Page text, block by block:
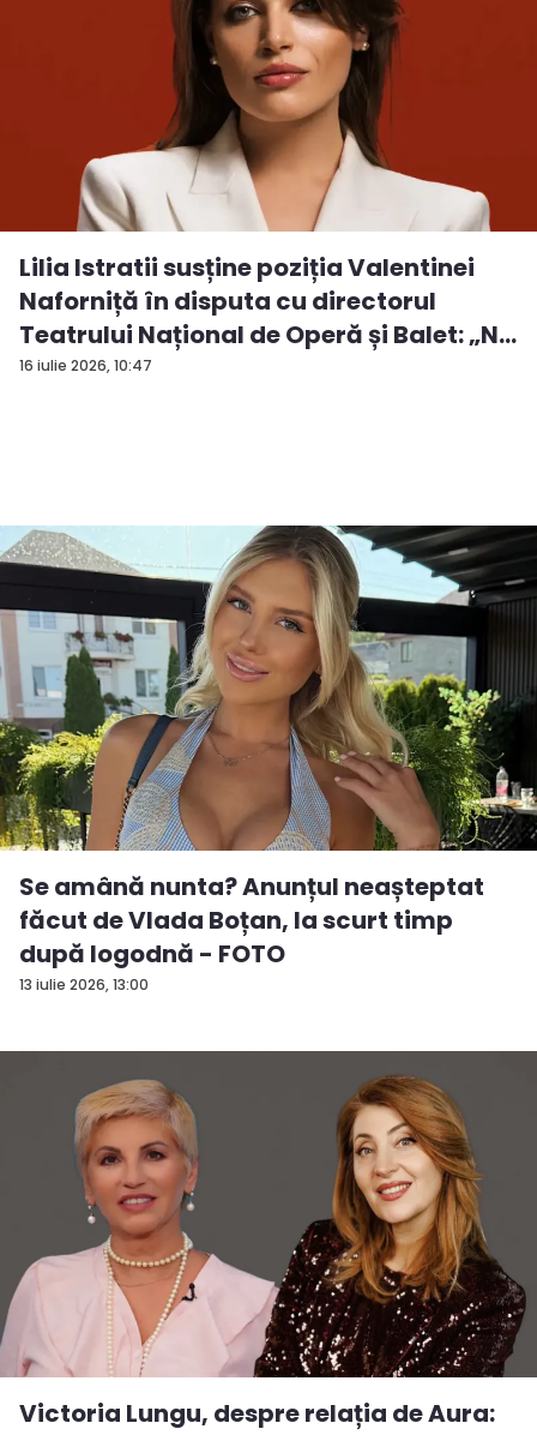
16 iulie 2026, 10:47
Lilia Istratii susține poziția Valentinei
Naforniță în disputa cu directorul
Teatrului Național de Operă și Balet: „N...
13 iulie 2026, 13:00
Se amână nunta? Anunțul neașteptat
făcut de Vlada Boțan, la scurt timp
după logodnă - FOTO
Victoria Lungu, despre relația de Aura: